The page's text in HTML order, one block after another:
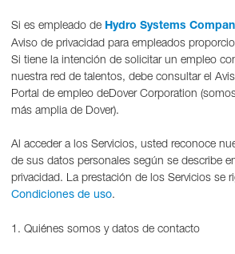
Si es empleado de Hydro Systems
Aviso de privacidad para empleados
Si tiene la intención de solicitar un empleo
nuestra red de talentos, debe consultar el
Portal de empleo deDover Corporation
más amplia de Dover).
Al acceder a los Servicios, usted reconoce
de sus datos personales según se describe
privacidad. La prestación de los Servicios se
Condiciones de uso.
1. Quiénes somos y datos de contacto